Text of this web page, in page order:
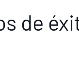
de